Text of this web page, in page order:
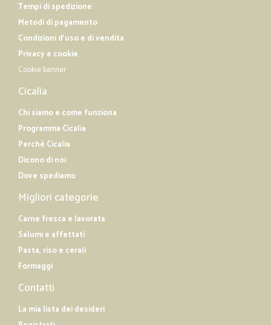
Tempi di spedizione
Metodi di pagamento
Condizioni d'uso e di vendita
Privacy e cookie
Cookie banner
Cicalia
Chi siamo e come funziona
Programma Cicalia
Perché Cicalia
Dicono di noi
Dove spediamo
Migliori categorie
Carne fresca e lavorata
Salumi e affettati
Pasta, riso e cerali
Formaggi
Contatti
La mia lista dei desideri